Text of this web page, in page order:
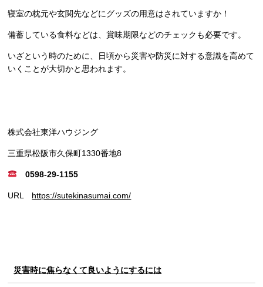
寝室の枕元や玄関先などにグッズの用意はされていますか！
備蓄している食料などは、賞味期限などのチェックも必要です。
いざという時のために、日頃から災害や防災に対する意識を高めて
いくことが大切かと思われます。
株式会社東洋ハウジング
三重県松阪市久保町1330番地8
0598-29-1155
URL https://sutekinasumai.com/
災害時に焦らなくて良いようにするには